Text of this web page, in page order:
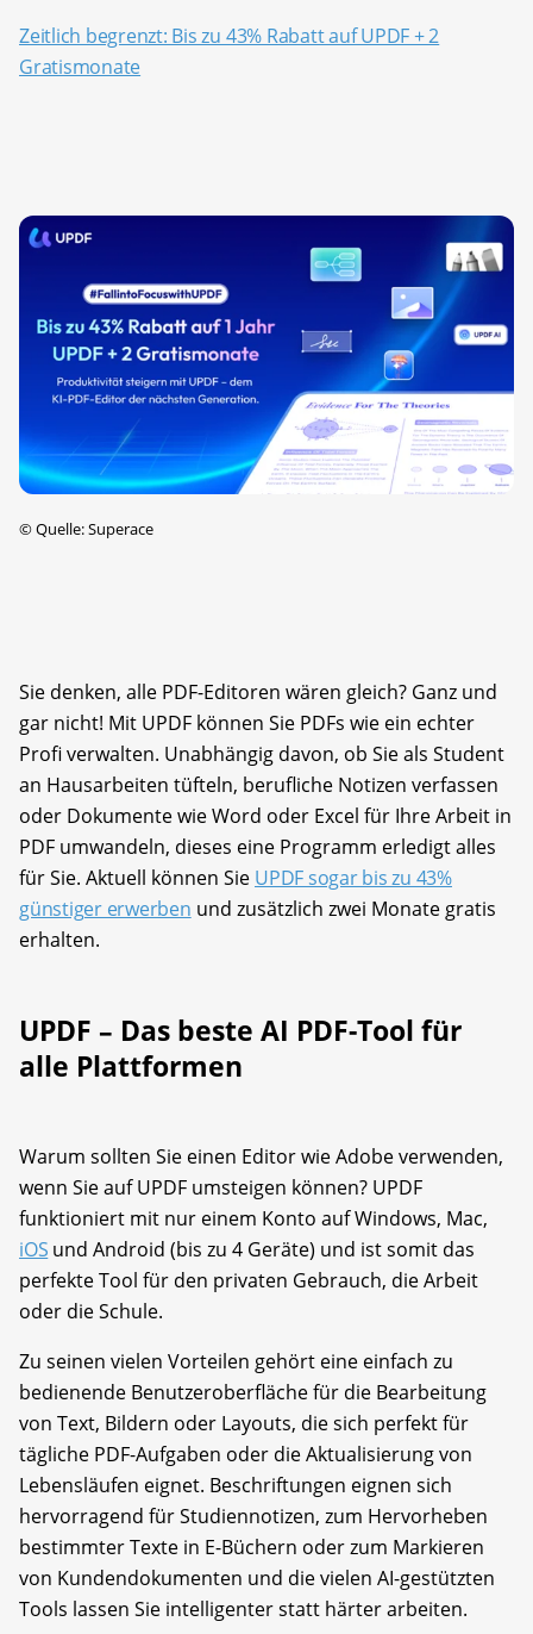
Zeitlich begrenzt: Bis zu 43% Rabatt auf UPDF + 2
Gratismonate
©Quelle: Superace
Sie denken, alle PDF-Editoren wären gleich? Ganz und
gar nicht! Mit UPDF können Sie PDFs wie ein echter
Profi verwalten. Unabhängig davon, ob Sie als Student
an Hausarbeiten tüfteln, berufliche Notizen verfassen
oder Dokumente wie Word oder Excel für Ihre Arbeit in
PDF umwandeln, dieses eine Programm erledigt alles
für Sie. Aktuell können Sie UPDF sogar bis zu 43%
günstiger erwerben und zusätzlich zwei Monate gratis
erhalten.
UPDF – Das beste AI PDF-Tool für
alle Plattformen
Warum sollten Sie einen Editor wie Adobe verwenden,
wenn Sie auf UPDF umsteigen können? UPDF
funktioniert mit nur einem Konto auf Windows, Mac,
iOS und Android (bis zu 4 Geräte) und ist somit das
perfekte Tool für den privaten Gebrauch, die Arbeit
oder die Schule.
Zu seinen vielen Vorteilen gehört eine einfach zu
bedienende Benutzeroberfläche für die Bearbeitung
von Text, Bildern oder Layouts, die sich perfekt für
tägliche PDF-Aufgaben oder die Aktualisierung von
Lebensläufen eignet. Beschriftungen eignen sich
hervorragend für Studiennotizen, zum Hervorheben
bestimmter Texte in E-Büchern oder zum Markieren
von Kundendokumenten und die vielen AI-gestützten
Tools lassen Sie intelligenter statt härter arbeiten.